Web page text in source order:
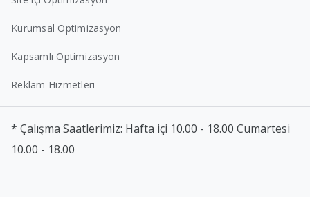
Kurumsal Optimizasyon
Kapsamlı Optimizasyon
Reklam Hizmetleri
* Çalışma Saatlerimiz: Hafta içi 10.00 - 18.00 Cumartesi
10.00 - 18.00